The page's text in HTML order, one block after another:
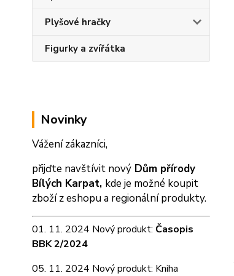
Plyšové hračky
Figurky a zvířátka
Novinky
Vážení zákazníci,
přijďte navštívit nový Dům přírody
Bílých Karpat, kde je možné koupit
zboží z eshopu a regionální produkty.
01. 11. 2024 Nový produkt: Časopis
BBK 2/2024
05. 11. 2024 Nový produkt: Kniha